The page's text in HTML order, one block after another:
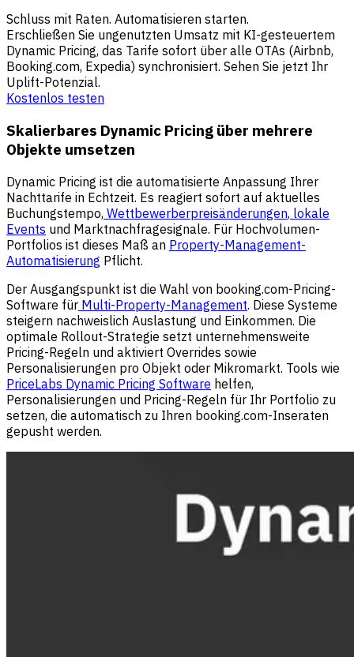
Schluss mit Raten. Automatisieren starten.
Erschließen Sie ungenutzten Umsatz mit KI-gesteuertem
Dynamic Pricing, das Tarife sofort über alle OTAs (Airbnb,
Booking.com, Expedia) synchronisiert. Sehen Sie jetzt Ihr
Uplift-Potenzial.
Kostenlos testen
Skalierbares Dynamic Pricing über mehrere
Objekte umsetzen
Dynamic Pricing ist die automatisierte Anpassung Ihrer
Nachttarife in Echtzeit. Es reagiert sofort auf aktuelles
Buchungstempo, Wettbewerberpreisänderungen, lokale
Events und Marktnachfragesignale. Für Hochvolumen-
Portfolios ist dieses Maß an Property-Management-
Automatisierung Pflicht.
Der Ausgangspunkt ist die Wahl von booking.com-Pricing-
Software für Multi-Property-Management. Diese Systeme
steigern nachweislich Auslastung und Einkommen. Die
optimale Rollout-Strategie setzt unternehmensweite
Pricing-Regeln und aktiviert Overrides sowie
Personalisierungen pro Objekt oder Mikromarkt. Tools wie
PriceLabs Dynamic Pricing Software helfen,
Personalisierungen und Pricing-Regeln für Ihr Portfolio zu
setzen, die automatisch zu Ihren booking.com-Inseraten
gepusht werden.